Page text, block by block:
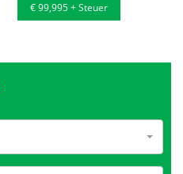
€ 99,995 + Steuer